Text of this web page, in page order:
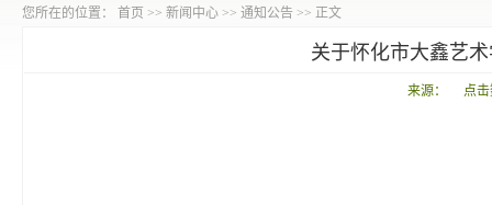
您所在的位置： 首页 >> 新闻中心 >> 通知公告 >> 正文
关于怀化市大鑫艺
来源： 点击